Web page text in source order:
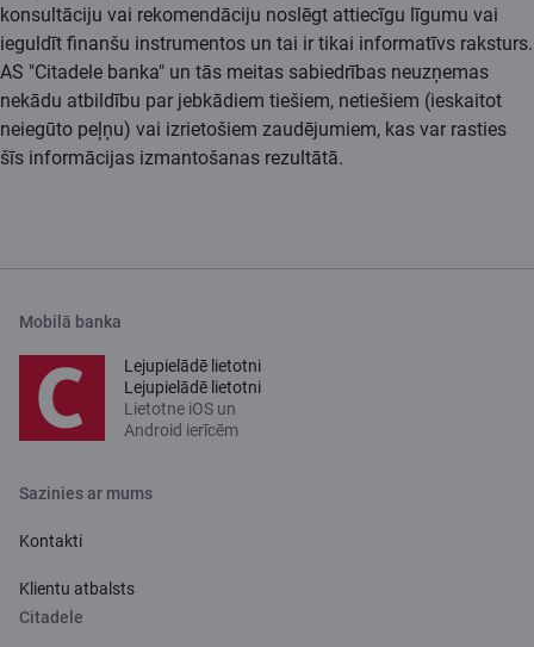
konsultāciju vai rekomendāciju noslēgt attiecīgu līgumu vai
ieguldīt finanšu instrumentos un tai ir tikai informatīvs raksturs.
AS "Citadele banka" un tās meitas sabiedrības neuzņemas
nekādu atbildību par jebkādiem tiešiem, netiešiem (ieskaitot
neiegūto peļņu) vai izrietošiem zaudējumiem, kas var rasties
šīs informācijas izmantošanas rezultātā.
Mobilā banka
Lejupielādē lietotni
Lejupielādē lietotni
Lietotne iOS un
Android ierīcēm
Sazinies ar mums
Kontakti
Klientu atbalsts
Citadele